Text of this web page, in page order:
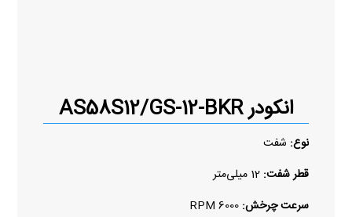
انکودر AS58S12/GS-12-BKR
نوع: شفت
قطر شفت: 12 میلی‌متر
سرعت چرخش: 6000 RPM